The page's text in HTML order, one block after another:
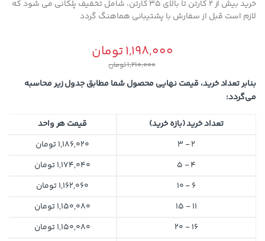
خرید بیش از 2 کارتن تا بالای 35 کارتن، شامل تخفیف پلکانی می شود که
لازم است قبل از سفارش با پشتیبانی هماهنگ گردد
1,198,000تومان
1,210,000تومان
بنابر تعداد خرید، قیمت نهایی محصول شما مطابق جدول زیر محاسبه
می‌گردد:
تعداد خرید (بازه خرید)
قیمت هر واحد
2 - 3
1,186,020تومان
4 - 5
1,174,040تومان
6 - 10
1,162,060تومان
11 - 15
1,150,080تومان
16 - 20
1,150,080تومان